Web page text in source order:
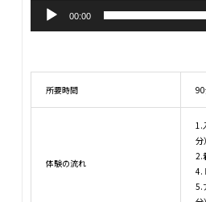
特に、もともと体脂肪がそこまで多
「筋肉をつけながら身体を変えたい
ワークアウトではトレーナー変更も
いう指導が合いそう」といった希望
ていただきたいと考えています。
公式サイトで詳
00:00
所要時間
体験の流れ
1.
分）
2.
4.
5.